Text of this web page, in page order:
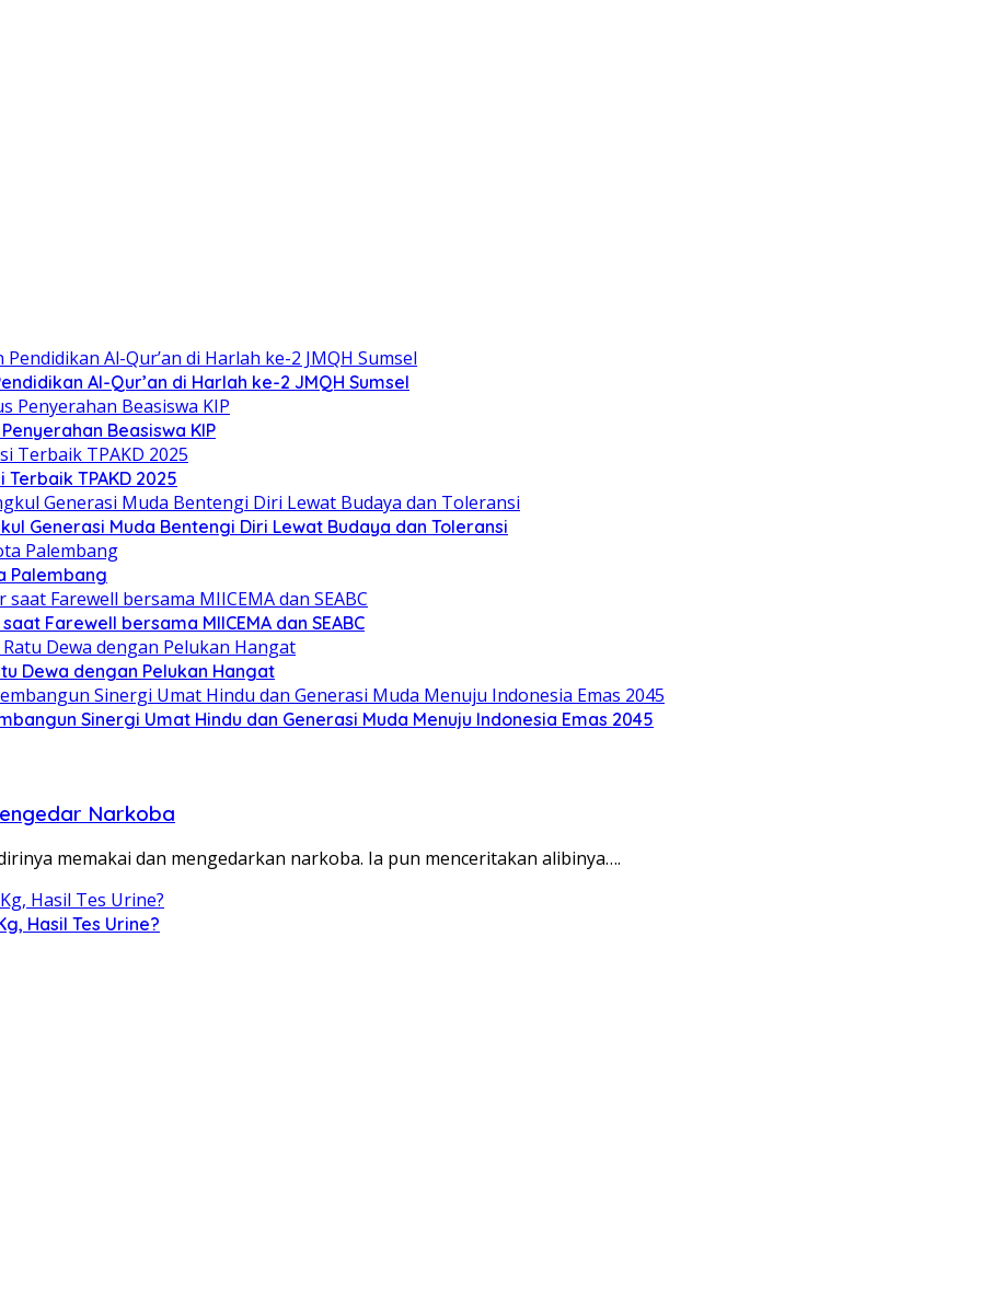
Al-Qur’an di Harlah ke-2 JMQH Sumsel
Beasiswa KIP
TPAKD 2025
Generasi Muda Bentengi Diri Lewat Budaya dan Toleransi
Palembang
Farewell bersama MIICEMA dan SEABC
Dewa dengan Pelukan Hangat
Sinergi Umat Hindu dan Generasi Muda Menuju Indonesia Emas 2045
Narkoba
memakai dan mengedarkan narkoba. Ia pun menceritakan alibinya….
Hasil Tes Urine?